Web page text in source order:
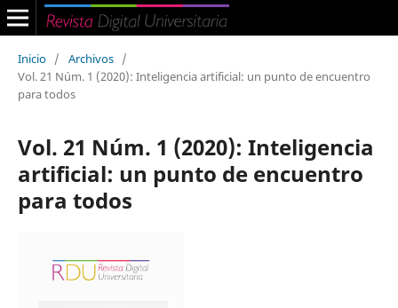
Inicio / Archivos /
Vol. 21 Núm. 1 (2020): Inteligencia artificial: un punto de encuentro
para todos
Vol. 21 Núm. 1 (2020): Inteligencia
artificial: un punto de encuentro
para todos